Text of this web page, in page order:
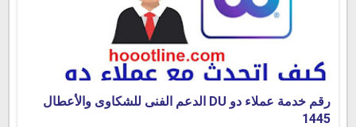
رقم خدمة عملاء دو DU الدعم الفنى للشكاوى والأعطال
1445